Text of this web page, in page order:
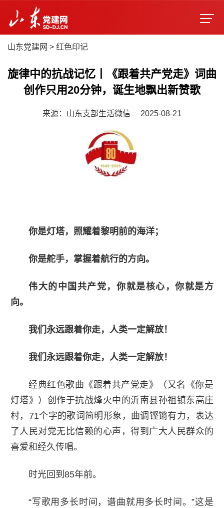
山东党建网 > 红色印记
旋律中的抗战记忆丨《跟着共产党走》词曲
创作只用20分钟，诞生地飘出新赞歌
来源：山东支部生活微信 2025-08-21
你是灯塔，照耀着黎明前的海洋；
你是舵手，掌握着航行的方向。
伟大的中国共产党，你就是核心，你就是方
向。
我们永远跟着你走，人类一定解放！
我们永远跟着你走，人类一定解放！
经典红色歌曲《跟着共产党走》（又名《你是
灯塔》）创作于抗战烽火中的沂南县孙祖镇东高庄
村，71个字的歌词简明形象，曲调铿锵有力，表达
了人民对党无比信赖的心声，得到广大人民群众的
喜爱和经久传唱。
时光回到85年前。
“写歌用多长时间，谱曲就用多长时间。”这是